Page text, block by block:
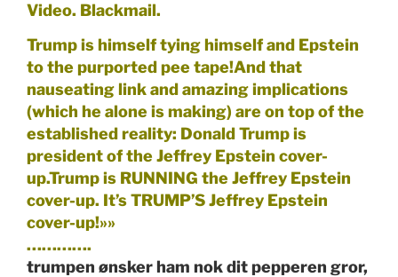
Video. Blackmail.
Trump is himself tying himself and Epstein
to the purported pee tape!And that
nauseating link and amazing implications
(which he alone is making) are on top of the
established reality: Donald Trump is
president of the Jeffrey Epstein cover-
up.Trump is RUNNING the Jeffrey Epstein
cover-up. It’s TRUMP’S Jeffrey Epstein
cover-up!»»
………….
trumpen ønsker ham nok dit pepperen gror,